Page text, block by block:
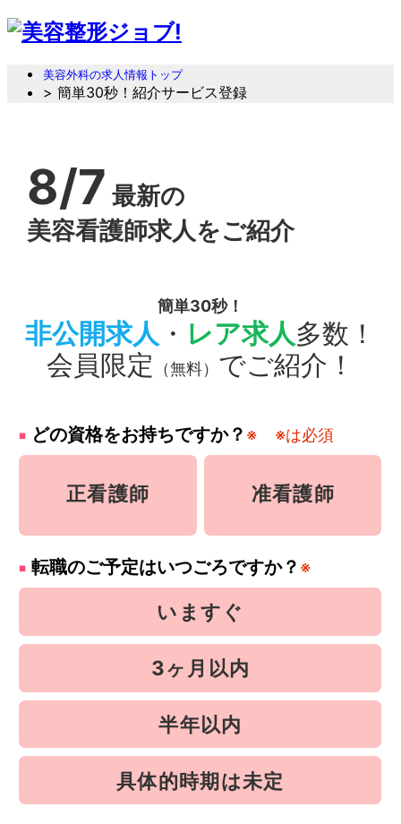
美容外科の求人情報トップ
> 簡単30秒！紹介サービス登録
8/7 最新の
美容看護師求人をご紹介
簡単30秒！
非公開求人 ・ レア求人多数！
会員限定
（無料） でご紹介！
どの資格をお持ちですか？ ※ ※は必須
正看護師 准看護師
転職のご予定はいつごろですか？ ※
いますぐ
3ヶ月以内
半年以内
具体的時期は未定